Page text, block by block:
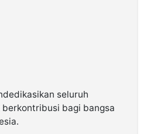
seluruh
bagi bangsa